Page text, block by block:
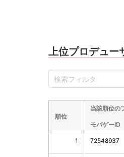
上位プロデュー
順位
当該順位の
モバゲーID
1 72548937